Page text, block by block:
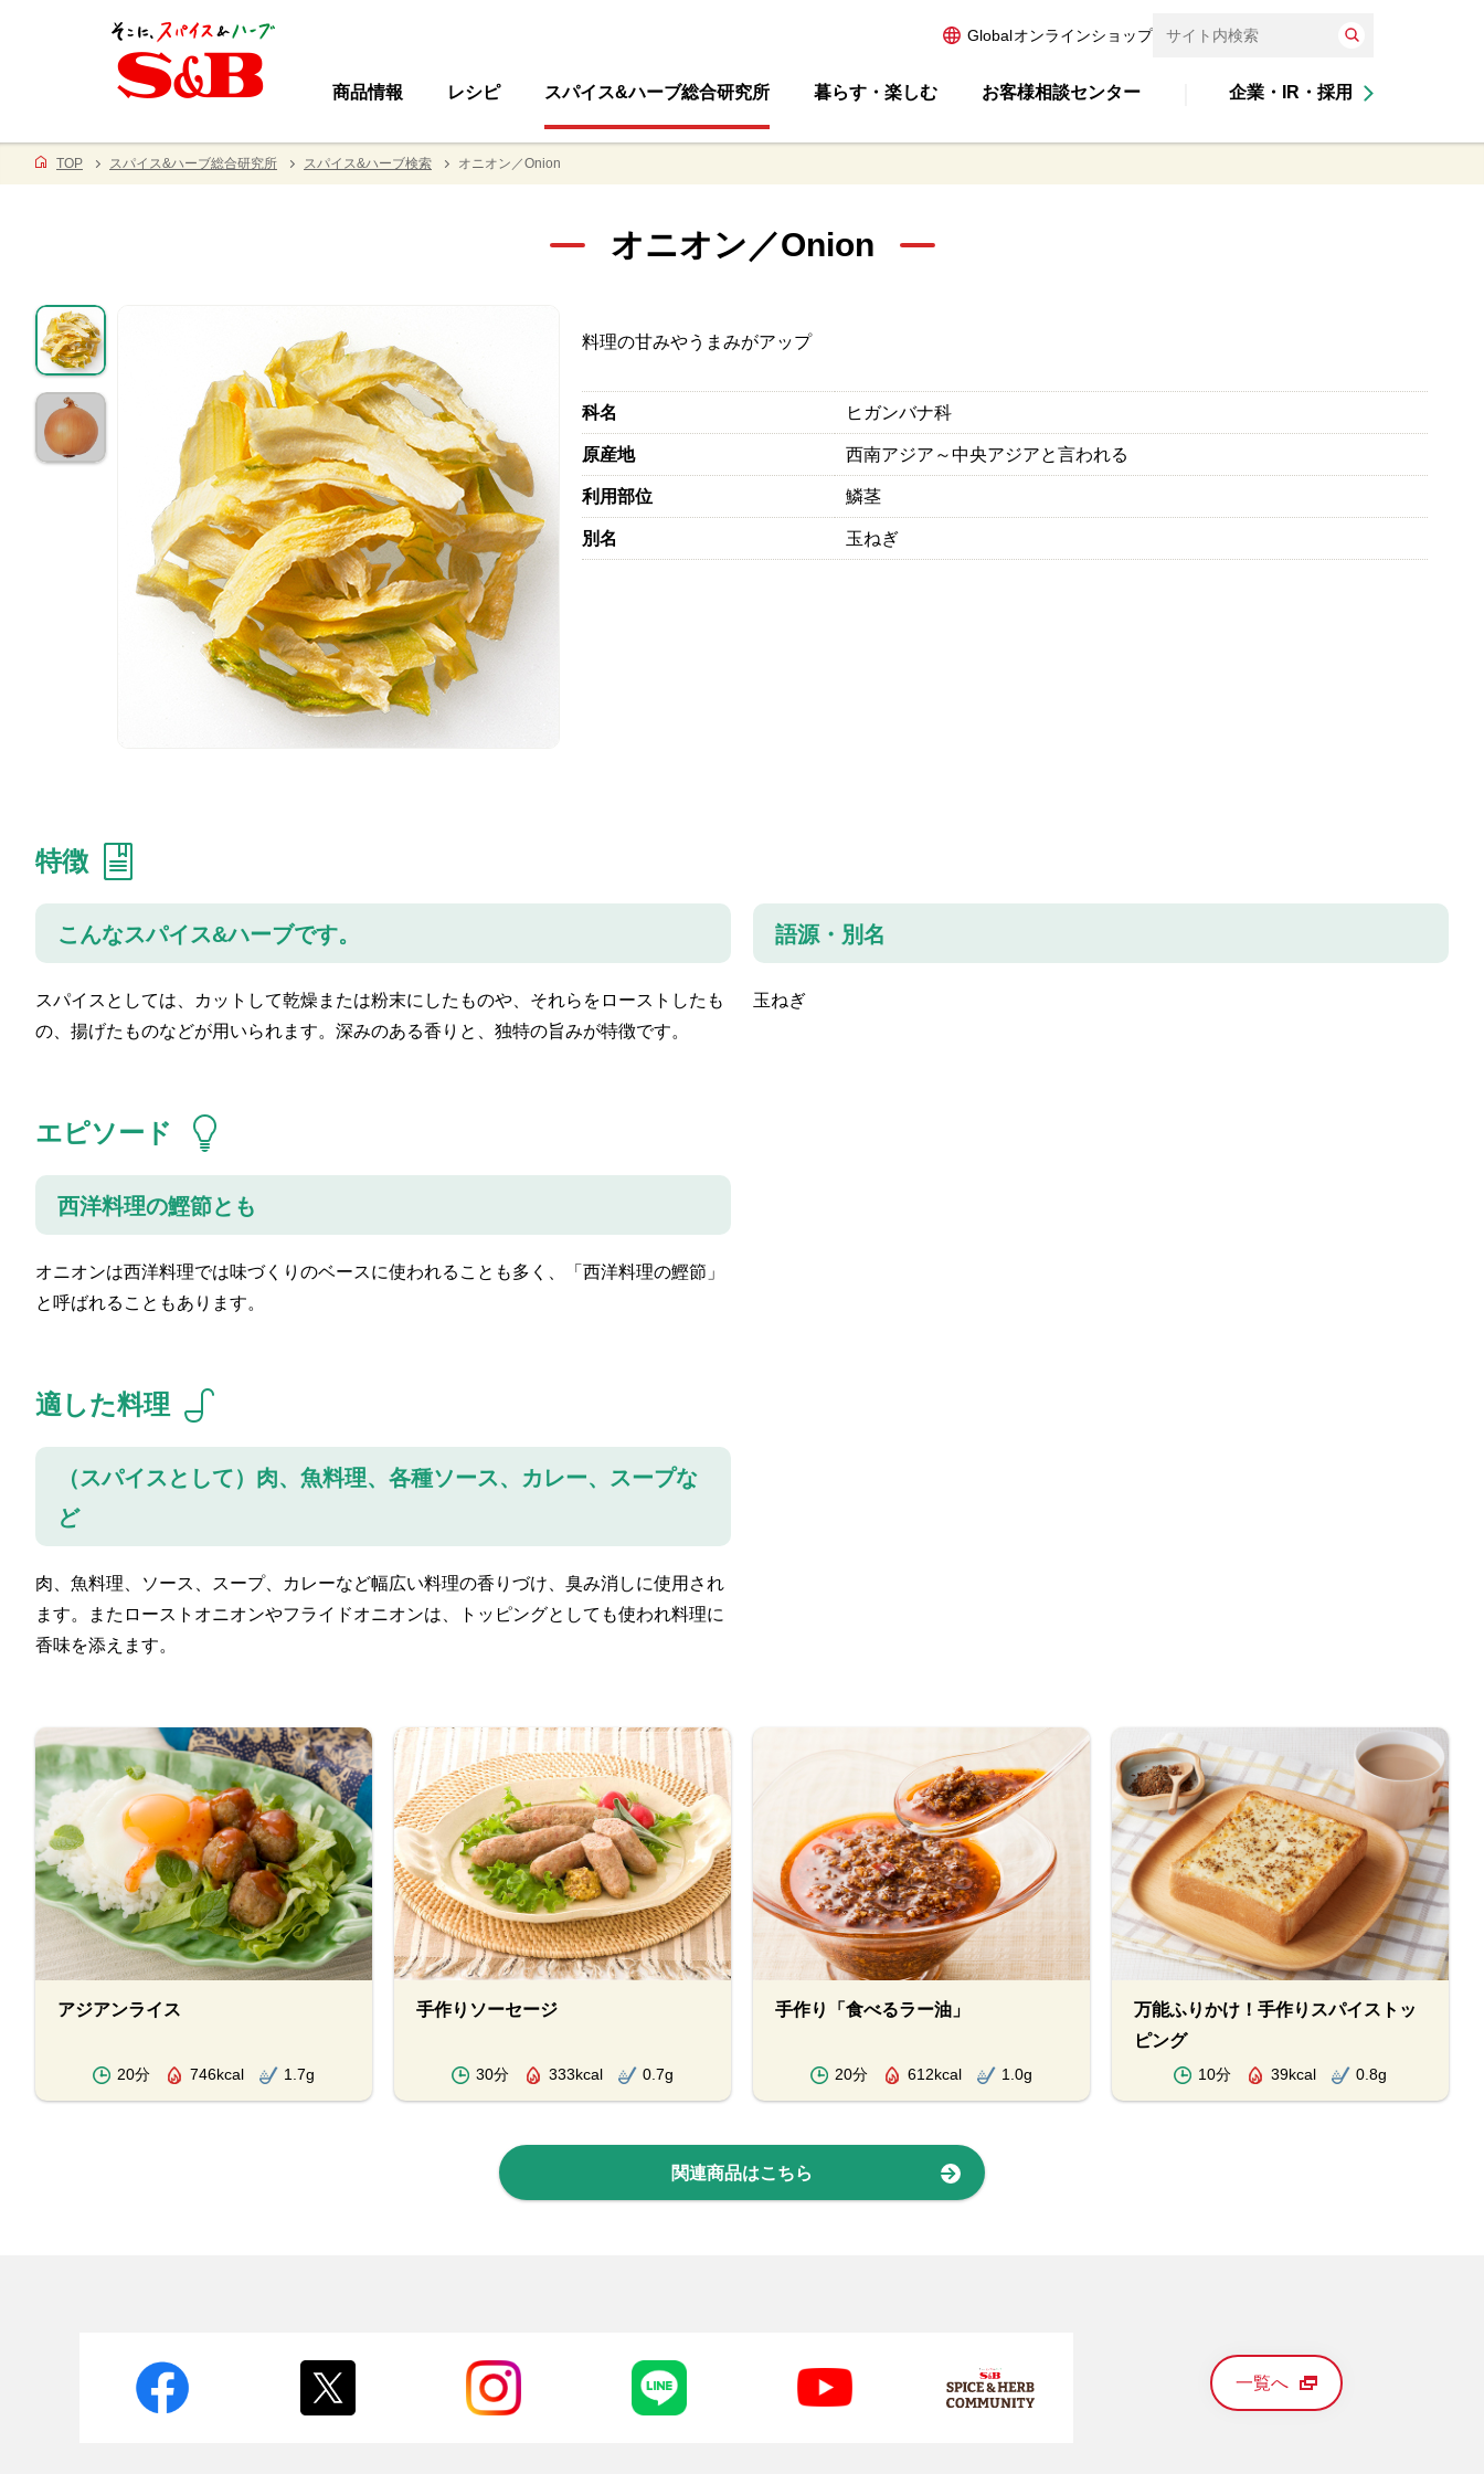
Globalオンラインショップ
商品情報 レシピ スパイス&ハーブ総合研究所 暮らす・楽しむ お客様相談センター 企業・IR・採用
TOP スパイス&ハーブ総合研究所 スパイス&ハーブ検索 オニオン／Onion
オニオン／Onion
料理の甘みやうまみがアップ
科名 ヒガンバナ科
原産地 西南アジア～中央アジアと言われる
利用部位 鱗茎
別名 玉ねぎ
特徴
こんなスパイス&ハーブです。
スパイスとしては、カットして乾燥または粉末にしたものや、それらをローストしたも
の、揚げたものなどが用いられます。深みのある香りと、独特の旨みが特徴です。
語源・別名
玉ねぎ
エピソード
西洋料理の鰹節とも
オニオンは西洋料理では味づくりのベースに使われることも多く、「西洋料理の鰹節」
と呼ばれることもあります。
適した料理
（スパイスとして）肉、魚料理、各種ソース、カレー、スープな
ど
肉、魚料理、ソース、スープ、カレーなど幅広い料理の香りづけ、臭み消しに使用され
ます。またローストオニオンやフライドオニオンは、トッピングとしても使われ料理に
香味を添えます。
アジアンライス
20分 746kcal 1.7g
手作りソーセージ
30分 333kcal 0.7g
手作り「食べるラー油」
20分 612kcal 1.0g
万能ふりかけ！手作りスパイストッ
ピング
10分 39kcal 0.8g
関連商品はこちら
一覧へ